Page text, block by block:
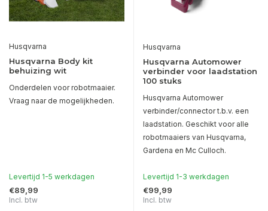
Husqvarna
Husqvarna Body kit
behuizing wit
Onderdelen voor robotmaaier.
Vraag naar de mogelijkheden.
Levertijd 1-5 werkdagen
€89,99
Incl. btw
Husqvarna
Husqvarna Automower
verbinder voor laadstation
100 stuks
Husqvarna Automower
verbinder/connector t.b.v. een
laadstation. Geschikt voor alle
robotmaaiers van Husqvarna,
Gardena en Mc Culloch.
Levertijd 1-3 werkdagen
€99,99
Incl. btw